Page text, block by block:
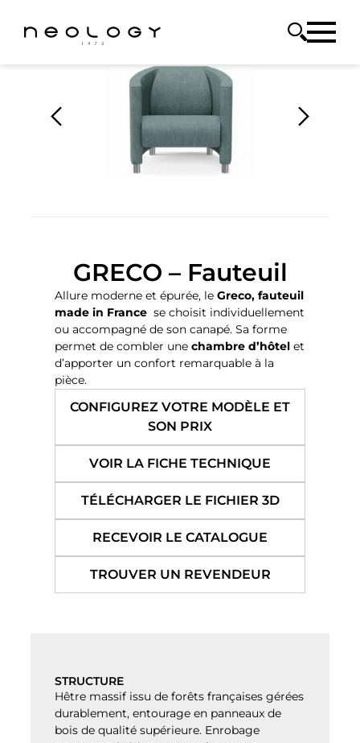
GRECO – Fauteuil
Allure moderne et épurée, le Greco, fauteuil
made in France se choisit individuellement
ou accompagné de son canapé. Sa forme
permet de combler une chambre d’hôtel et
d’apporter un confort remarquable à la
pièce.
CONFIGUREZ VOTRE MODÈLE ET
SON PRIX
VOIR LA FICHE TECHNIQUE
TÉLÉCHARGER LE FICHIER 3D
RECEVOIR LE CATALOGUE
TROUVER UN REVENDEUR
STRUCTURE
Hêtre massif issu de forêts françaises gérées
durablement, entourage en panneaux de
bois de qualité supérieure. Enrobage